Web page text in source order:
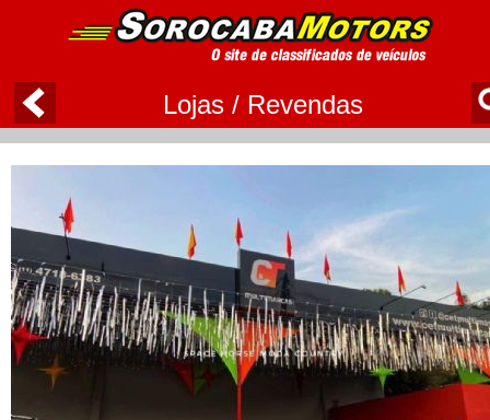
Lojas / Revendas